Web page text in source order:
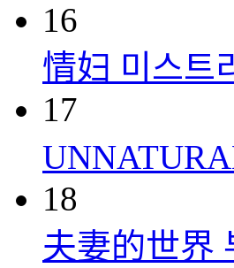
16
情妇 미스트
17
18
夫妻的世界